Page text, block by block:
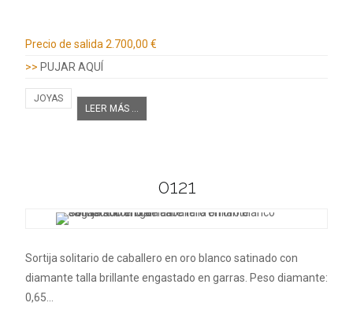
Precio de salida2.700,00 €
>> PUJAR AQUÍ
JOYAS
LEER MÁS ...
0121
Sortija solitario de caballero en oro blanco satinado con
diamante talla brillante engastado en garras. Peso diamante:
0,65…